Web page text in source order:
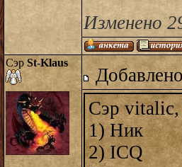
Изменено
Сэр St-Klaus
Сэр vitalic,
1) Ник
2) ICQ